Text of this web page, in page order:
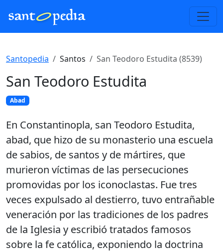
Santopedia Santos San Teodoro Estudita (8539)
San Teodoro Estudita
Abad
En Constantinopla, san Teodoro Estudita,
abad, que hizo de su monasterio una escuela
de sabios, de santos y de mártires, que
murieron víctimas de las persecuciones
promovidas por los iconoclastas. Fue tres
veces expulsado al destierro, tuvo entrañable
veneración por las tradiciones de los padres
de la Iglesia y escribió tratados famosos
sobre la fe católica, exponiendo la doctrina